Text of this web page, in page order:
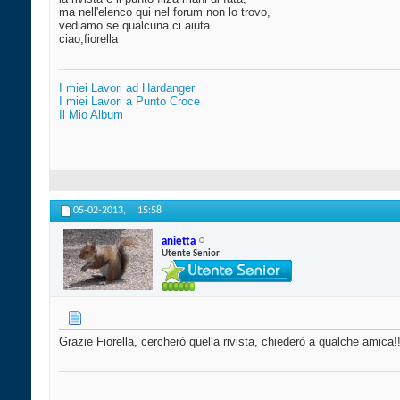
ma nell'elenco qui nel forum non lo trovo,
vediamo se qualcuna ci aiuta
ciao,fiorella
I miei Lavori ad Hardanger
I miei Lavori a Punto Croce
Il Mio Album
05-02-2013, 15:58
anietta
Utente Senior
Grazie Fiorella, cercherò quella rivista, chiederò a qualche